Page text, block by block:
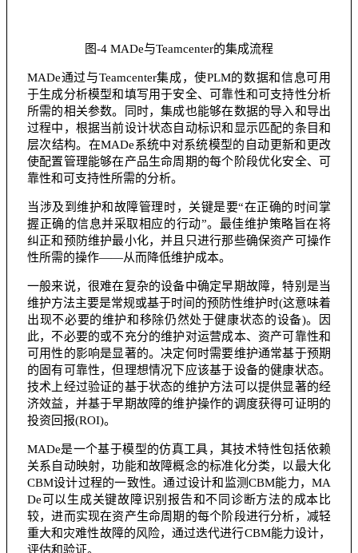
图-4 MADe与Teamcenter的集成流程
MADe通过与Teamcenter集成，使PLM的数据和信息可用
于生成分析模型和填写用于安全、可靠性和可支持性分析
所需的相关参数。同时，集成也能够在数据的导入和导出
过程中，根据当前设计状态自动标识和显示匹配的条目和
层次结构。在MADe系统中对系统模型的自动更新和更改
使配置管理能够在产品生命周期的每个阶段优化安全、可
靠性和可支持性所需的分析。
当涉及到维护和故障管理时，关键是要“在正确的时间掌
握正确的信息并采取相应的行动”。最佳维护策略旨在将
纠正和预防维护最小化，并且只进行那些确保资产可操作
性所需的操作——从而降低维护成本。
一般来说，很难在复杂的设备中确定早期故障，特别是当
维护方法主要是常规或基于时间的预防性维护时(这意味着
出现不必要的维护和移除仍然处于健康状态的设备)。因
此，不必要的或不充分的维护对运营成本、资产可靠性和
可用性的影响是显著的。决定何时需要维护通常基于预期
的固有可靠性，但理想情况下应该基于设备的健康状态。
技术上经过验证的基于状态的维护方法可以提供显著的经
济效益，并基于早期故障的维护操作的调度获得可证明的
投资回报(ROI)。
MADe是一个基于模型的仿真工具，其技术特性包括依赖
关系自动映射，功能和故障概念的标准化分类，以最大化
CBM设计过程的一致性。通过设计和监测CBM能力，MA
De可以生成关键故障识别报告和不同诊断方法的成本比
较，进而实现在资产生命周期的每个阶段进行分析，减轻
重大和灾难性故障的风险，通过迭代进行CBM能力设计，
评估和验证。